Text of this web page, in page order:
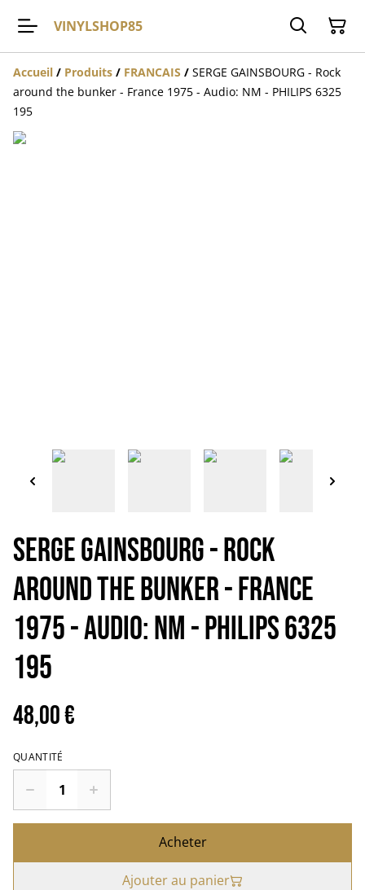
VINYLSHOP85
Accueil / Produits / FRANCAIS / SERGE GAINSBOURG - Rock
around the bunker - France 1975 - Audio: NM - PHILIPS 6325
195
SERGE GAINSBOURG - Rock
around the bunker - France
1975 - Audio: NM - PHILIPS 6325
195
48,00 €
QUANTITÉ
Acheter
Ajouter au panier